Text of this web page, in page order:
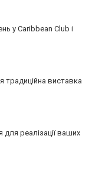
у Caribbean Club і
традиційна виставка
реалізації ваших